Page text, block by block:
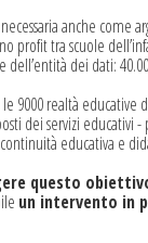
anche come
profit tra scuole
dell’entità dei dati:
le 9000 realtà
dei servizi
educativa e
questo
un intervento in